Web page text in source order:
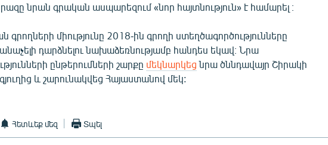
նրան գրական ասպարեզում «նոր հայտնություն» է համարել ։
գրողների միությունը 2018-ին գրողի ստեղծագործությունները
դարձնելու նախաձեռնությամբ հանդես եկավ։ Նրա
ընթերումների շարքը մեկնարկեց նրա ծննդավայր Շիրակի
և շարունակվեց Հայաստանով մեկ:
Հետևեք մեզ Տպել